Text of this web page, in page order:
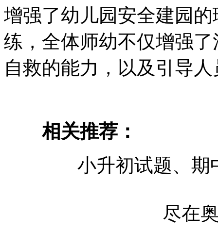
增强了幼儿园安全建园
练，全体师幼不仅增强
自救的能力，以及引导
相关推荐：
小升初试题、期
尽在